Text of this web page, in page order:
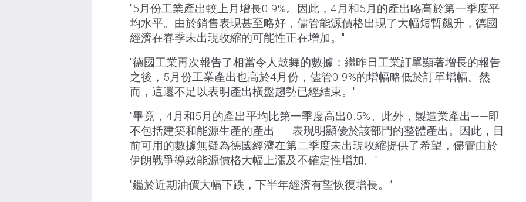
"5月份工業產出較上月增長0.9%。因此，4月和5月的產出略高於第一季度平
均水平。由於銷售表現甚至略好，儘管能源價格出現了大幅短暫飆升，德國
經濟在春季未出現收縮的可能性正在增加。"
"德國工業再次報告了相當令人鼓舞的數據：繼昨日工業訂單顯著增長的報告
之後，5月份工業產出也高於4月份，儘管0.9%的增幅略低於訂單增幅。然
而，這還不足以表明產出橫盤趨勢已經結束。"
"畢竟，4月和5月的產出平均比第一季度高出0.5%。此外，製造業產出——即
不包括建築和能源生產的產出——表現明顯優於該部門的整體產出。因此，目
前可用的數據無疑為德國經濟在第二季度未出現收縮提供了希望，儘管由於
伊朗戰爭導致能源價格大幅上漲及不確定性增加。"
"鑑於近期油價大幅下跌，下半年經濟有望恢復增長。"